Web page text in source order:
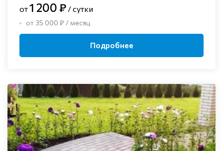
от1 200 ₽ / сутки
от 35 000 ₽ / месяц
Подробнее